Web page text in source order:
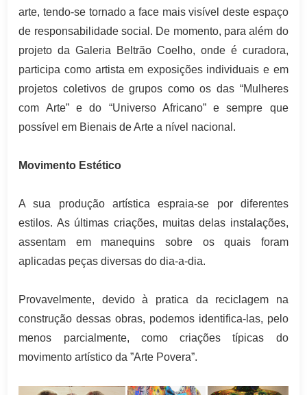
arte, tendo-se tornado a face mais visível deste espaço
de responsabilidade social. De momento, para além do
projeto da Galeria Beltrão Coelho, onde é curadora,
participa como artista em exposições individuais e em
projetos coletivos de grupos como os das “Mulheres
com Arte” e do “Universo Africano” e sempre que
possível em Bienais de Arte a nível nacional.
Movimento Estético
A sua produção artística espraia-se por diferentes
estilos. As últimas criações, muitas delas instalações,
assentam em manequins sobre os quais foram
aplicadas peças diversas do dia-a-dia.
Provavelmente, devido à pratica da reciclagem na
construção dessas obras, podemos identifica-las, pelo
menos parcialmente, como criações típicas do
movimento artístico da ”Arte Povera”.